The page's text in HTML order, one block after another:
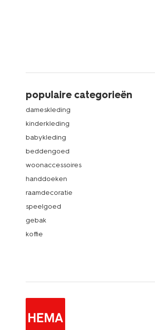
populaire categorieën
dameskleding
kinderkleding
babykleding
beddengoed
woonaccessoires
handdoeken
raamdecoratie
speelgoed
gebak
koffie